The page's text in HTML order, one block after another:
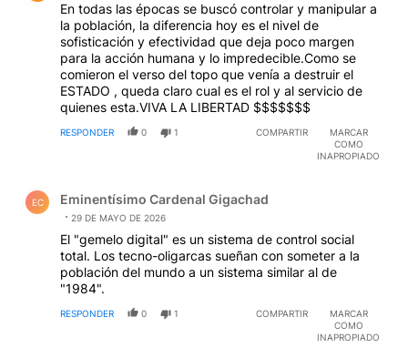
En todas las épocas se buscó controlar y manipular a
la población, la diferencia hoy es el nivel de
sofisticación y efectividad que deja poco margen
para la acción humana y lo impredecible.Como se
comieron el verso del topo que venía a destruir el
ESTADO , queda claro cual es el rol y al servicio de
quienes esta.VIVA LA LIBERTAD $$$$$$$
RESPONDER 0 1 COMPARTIR
MARCAR
COMO
INAPROPIADO
EC Eminentísimo Cardenal Gigachad
29 DE MAYO DE 2026
El "gemelo digital" es un sistema de control social
total. Los tecno-oligarcas sueñan con someter a la
población del mundo a un sistema similar al de
"1984".
RESPONDER 0 1 COMPARTIR
MARCAR
COMO
INAPROPIADO